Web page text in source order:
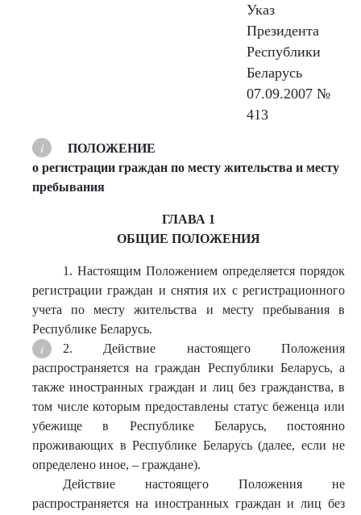
Указ
Президента
Республики
Беларусь
07.09.2007 №
413
ПОЛОЖЕНИЕ
о регистрации граждан по месту жительства и месту
пребывания
ГЛАВА 1
ОБЩИЕ ПОЛОЖЕНИЯ
1. Настоящим Положением определяется порядок
регистрации граждан и снятия их с регистрационного
учета по месту жительства и месту пребывания в
Республике Беларусь.
2. Действие настоящего Положения
распространяется на граждан Республики Беларусь, а
также иностранных граждан и лиц без гражданства, в
том числе которым предоставлены статус беженца или
убежище в Республике Беларусь, постоянно
проживающих в Республике Беларусь (далее, если не
определено иное, – граждане).
Действие настоящего Положения не
распространяется на иностранных граждан и лиц без